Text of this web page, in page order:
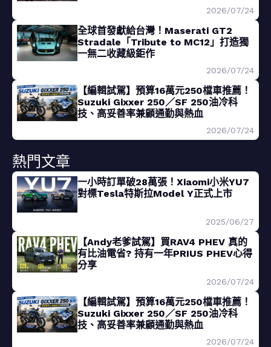
2026/07/24
全球首發獻給台灣！Maserati GT2
Stradale「Tribute to MC12」打造獨
一無二收藏級鉅作
2026/07/24
【編輯試駕】預算16萬元250檔車推薦！
Suzuki Gixxer 250／SF 250油冷科
技、高妥善率兼顧通勤與熱血
2026/07/24
熱門文章
一小時訂單破28萬張！Xiaomi小米YU7
對標Tesla特斯拉Model Y正式上市
2025/06/27
【Andy老爹試駕】買RAV4 PHEV 真的
有比油電省? 持有一年PRIUS PHEV心得
分享
2026/07/24
【編輯試駕】預算16萬元250檔車推薦！
Suzuki Gixxer 250／SF 250油冷科
技、高妥善率兼顧通勤與熱血
2026/07/24